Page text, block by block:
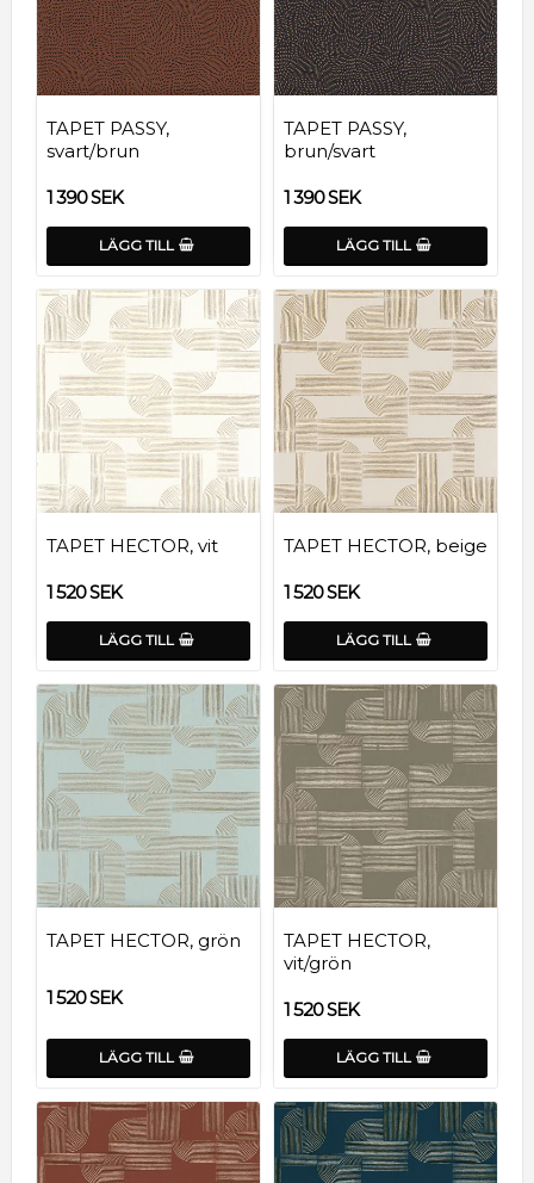
TAPET PASSY,
svart/brun
1 390 SEK
LÄGG TILL
TAPET PASSY,
brun/svart
1 390 SEK
LÄGG TILL
TAPET HECTOR, vit
1 520 SEK
LÄGG TILL
TAPET HECTOR, beige
1 520 SEK
LÄGG TILL
TAPET HECTOR, grön
1 520 SEK
LÄGG TILL
TAPET HECTOR,
vit/grön
1 520 SEK
LÄGG TILL